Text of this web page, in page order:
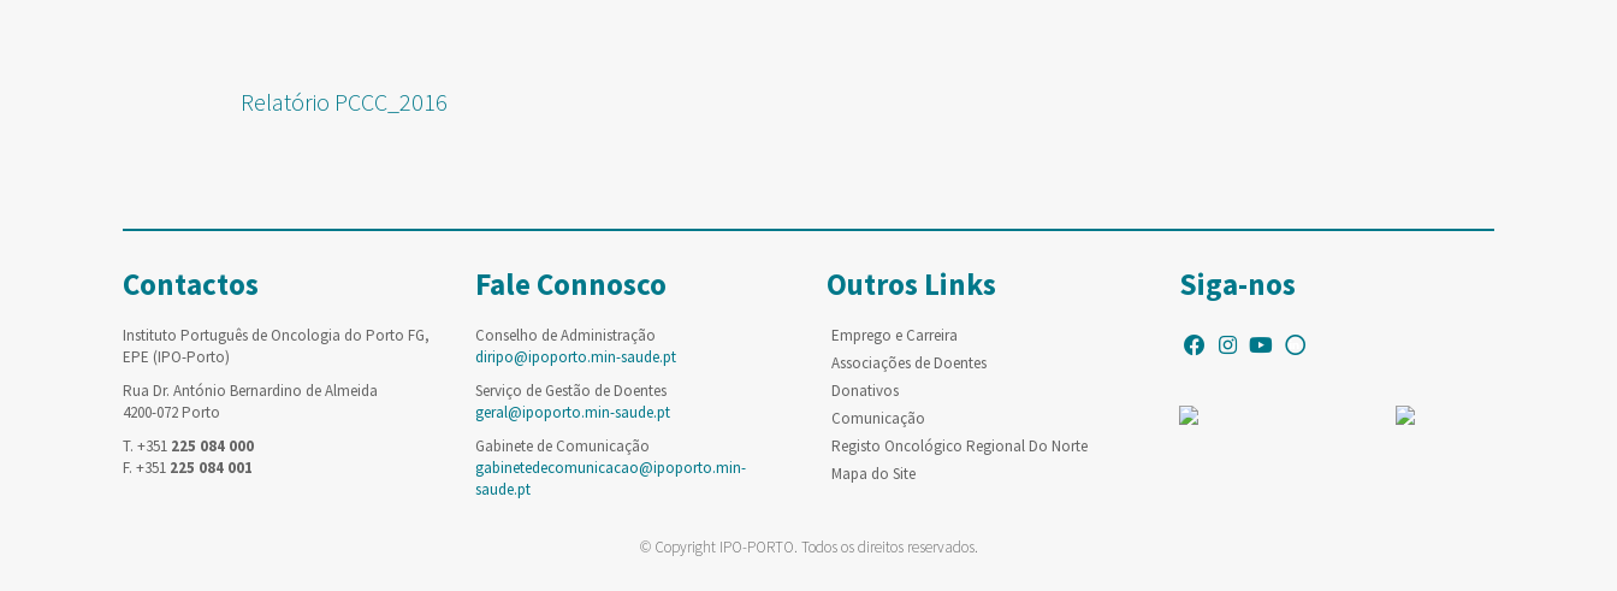
Relatório PCCC_2016
Contactos
Instituto Português de Oncologia do Porto FG,
EPE (IPO-Porto)
Rua Dr. António Bernardino de Almeida
4200-072 Porto
T. +351 225 084 000
F. +351 225 084 001
Fale Connosco
Conselho de Administração
diripo@ipoporto.min-saude.pt
Serviço de Gestão de Doentes
geral@ipoporto.min-saude.pt
Gabinete de Comunicação
gabinetedecomunicacao@ipoporto.min-
saude.pt
Outros Links
Emprego e Carreira
Associações de Doentes
Donativos
Comunicação
Registo Oncológico Regional Do Norte
Mapa do Site
Siga-nos
© Copyright IPO-PORTO. Todos os direitos reservados.